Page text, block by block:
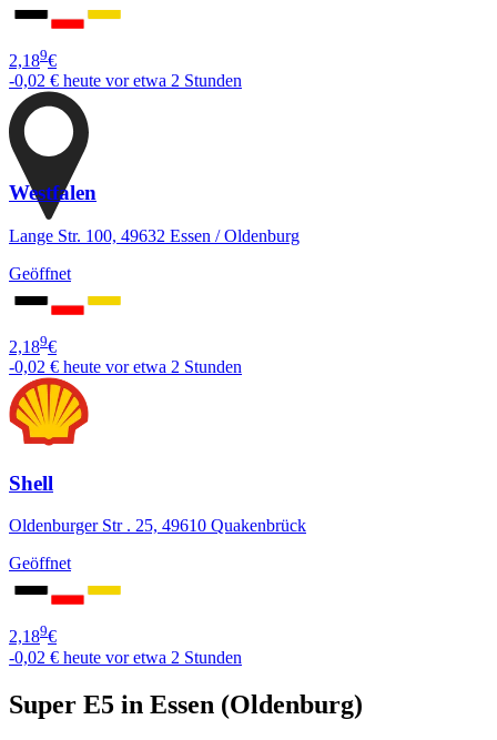
2,189€
-0,02 € heute vor etwa 2 Stunden
Westfalen
Lange Str. 100, 49632 Essen / Oldenburg
Geöffnet
2,189€
-0,02 € heute vor etwa 2 Stunden
Shell
Oldenburger Str . 25, 49610 Quakenbrück
Geöffnet
2,189€
-0,02 € heute vor etwa 2 Stunden
Super E5 in Essen (Oldenburg)